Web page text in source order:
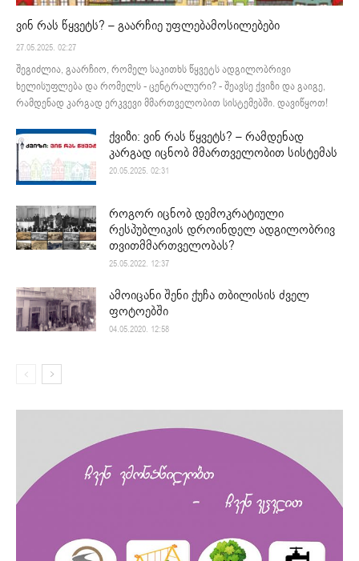
ვინ რას წყვეტს? – გაარჩიე უფლებამოსილებები
27.05.2025. 02:27
შეგიძლია, გაარჩიო, რომელ საკითხს წყვეტს ადგილობრივი
ხელისუფლება და რომელს - ცენტრალური? - შეავსე ქვიზი და გაიგე,
რამდენად კარგად ერკვევი მმართველობით სისტემებში. დავიწყოთ!
ქვიზი: ვინ რას წყვეტს? – რამდენად
კარგად იცნობ მმართველობით სისტემას
20.05.2025. 02:31
როგორ იცნობ დემოკრატიული
რესპუბლიკის დროინდელ ადგილობრივ
თვითმმართველობას?
25.05.2022. 12:37
ამოიცანი შენი ქუჩა თბილისის ძველ
ფოტოებში
04.05.2020. 12:58